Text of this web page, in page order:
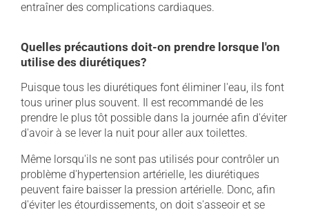
entraîner des complications cardiaques.
Quelles précautions doit-on prendre lorsque l'on
utilise des diurétiques?
Puisque tous les diurétiques font éliminer l'eau, ils font
tous uriner plus souvent. Il est recommandé de les
prendre le plus tôt possible dans la journée afin d'éviter
d'avoir à se lever la nuit pour aller aux toilettes.
Même lorsqu'ils ne sont pas utilisés pour contrôler un
problème d'hypertension artérielle, les diurétiques
peuvent faire baisser la pression artérielle. Donc, afin
d'éviter les étourdissements, on doit s'asseoir et se